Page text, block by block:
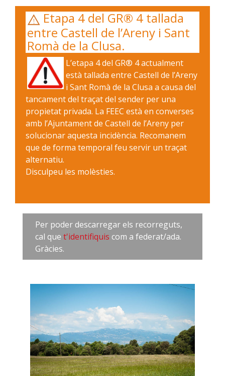
Etapa 4 del GR® 4 tallada
entre Castell de l’Areny i Sant
Romà de la Clusa.
L’etapa 4 del GR® 4 actualment
està tallada entre Castell de l’Areny
i Sant Romà de la Clusa a causa del
tancament del traçat del sender per una
propietat privada. La FEEC està en converses
amb l’Ajuntament de Castell de l’Areny per
solucionar aquesta incidència. Recomanem
que de forma temporal feu servir un traçat
alternatiu.
Disculpeu les molèsties.
Per poder descarregar els recorreguts,
cal que t'identifiquis com a federat/ada.
Gràcies.